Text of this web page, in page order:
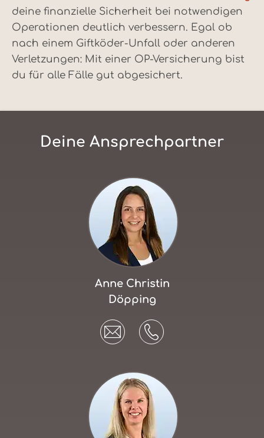
deine finanzielle Sicherheit bei notwendigen
Operationen deutlich verbessern. Egal ob
nach einem Giftköder-Unfall oder anderen
Verletzungen: Mit einer OP-Versicherung bist
du für alle Fälle gut abgesichert.
Deine Ansprechpartner
Anne Christin
Döpping